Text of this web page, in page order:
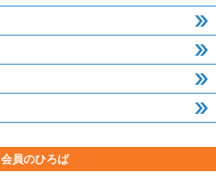
会員のひろば